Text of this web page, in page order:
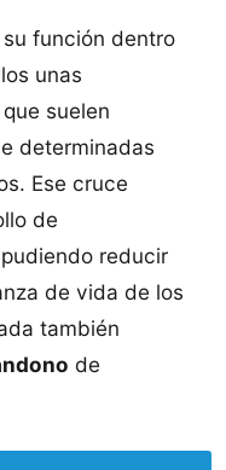
función dentro
unas
que suelen
determinadas
Ese cruce
de
reducir
de vida de los
también
de